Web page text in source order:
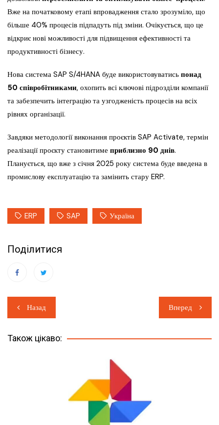
Вже на початковому етапі впровадження стало зрозуміло, що
більше 40% процесів підпадуть під зміни. Очікується, що це
відкриє нові можливості для підвищення ефективності та
продуктивності бізнесу.
Нова система SAP S/4HANA буде використовуватись понад
50 співробітниками, охопить всі ключові підрозділи компанії
та забезпечить інтеграцію та узгодженість процесів на всіх
рівнях організації.
Завдяки методології виконання проєктів SAP Activate, термін
реалізації проєкту становитиме приблизно 90 днів.
Планується, що вже з січня 2025 року система буде введена в
промислову експлуатацію та замінить стару ERP.
ERP SAP Україна
Поділитися
Навігація
записів
Назад Вперед
Також цікаво: